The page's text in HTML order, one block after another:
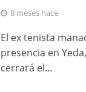
8 meses hace
El ex tenista
presencia en
cerrará el...